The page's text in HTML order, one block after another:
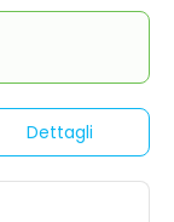
Dettagli